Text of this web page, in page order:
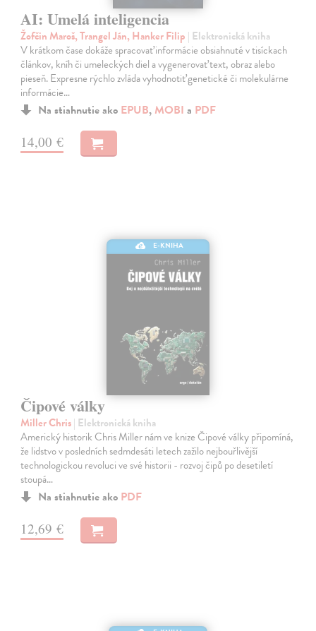
AI: Umelá inteligencia
Žofčin Maroš, Trangel Ján, Hanker Filip | Elektronická kniha
V krátkom čase dokáže spracovať informácie obsiahnuté v tisíckach
článkov, kníh či umeleckých diel a vygenerovať text, obraz alebo
pieseň. Expresne rýchlo zvláda vyhodnotiť genetické či molekulárne
informácie…
Na stiahnutie ako EPUB, MOBI a PDF
14,00 €
E-KNIHA
Čipové války
Miller Chris| Elektronická kniha
Americký historik Chris Miller nám ve knize Čipové války připomíná,
že lidstvo v posledních sedmdesáti letech zažilo nejbouřlivější
technologickou revoluci ve své historii - rozvoj čipů po desetiletí
stoupá…
Na stiahnutie ako PDF
12,69 €